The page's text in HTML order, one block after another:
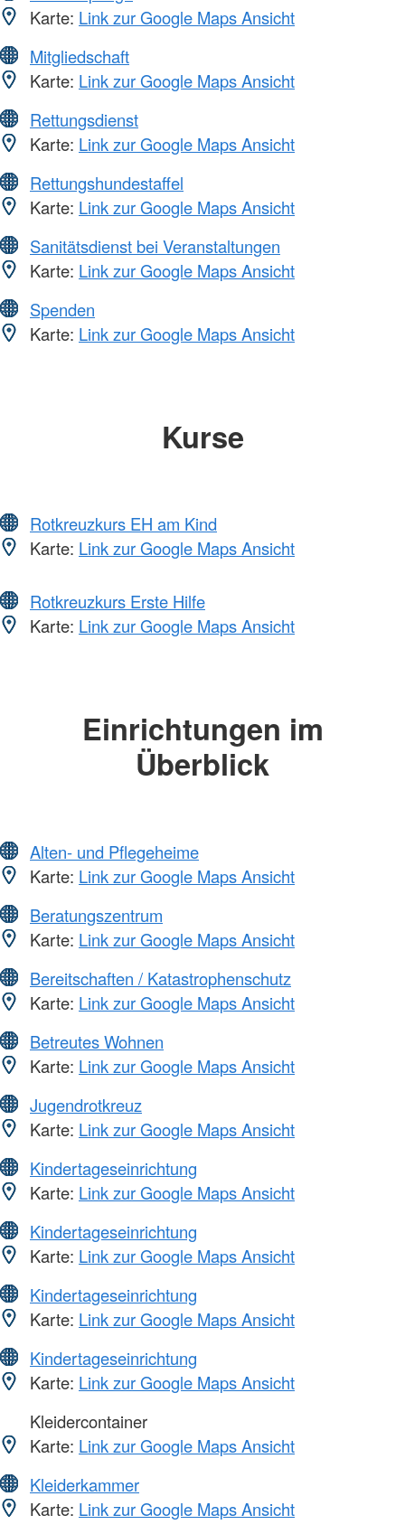
Karte: Link zur Google Maps Ansicht
Mitgliedschaft
Karte: Link zur Google Maps Ansicht
Rettungsdienst
Karte: Link zur Google Maps Ansicht
Rettungshundestaffel
Karte: Link zur Google Maps Ansicht
Sanitätsdienst bei Veranstaltungen
Karte: Link zur Google Maps Ansicht
Spenden
Karte: Link zur Google Maps Ansicht
Kurse
Rotkreuzkurs EH am Kind
Karte: Link zur Google Maps Ansicht
Rotkreuzkurs Erste Hilfe
Karte: Link zur Google Maps Ansicht
Einrichtungen im
Überblick
Alten- und Pflegeheime
Karte: Link zur Google Maps Ansicht
Beratungszentrum
Karte: Link zur Google Maps Ansicht
Bereitschaften / Katastrophenschutz
Karte: Link zur Google Maps Ansicht
Betreutes Wohnen
Karte: Link zur Google Maps Ansicht
Jugendrotkreuz
Karte: Link zur Google Maps Ansicht
Kindertageseinrichtung
Karte: Link zur Google Maps Ansicht
Kindertageseinrichtung
Karte: Link zur Google Maps Ansicht
Kindertageseinrichtung
Karte: Link zur Google Maps Ansicht
Kindertageseinrichtung
Karte: Link zur Google Maps Ansicht
Kleidercontainer
Karte: Link zur Google Maps Ansicht
Kleiderkammer
Karte: Link zur Google Maps Ansicht